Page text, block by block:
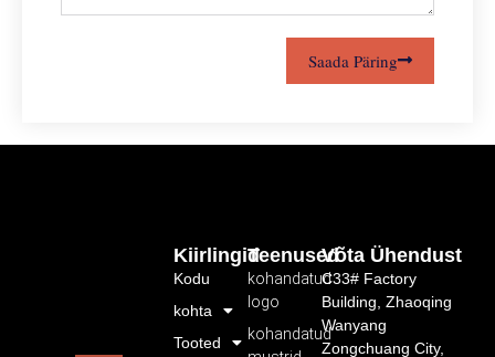
Saada Päring
Teenused
kohandatud
logo
kohandatud
Kiirlingid
Kodu
kohta
Tooted
Võta Ühendust
C33# Factory
Building, Zhaoqing
Wanyang
Zongchuang City,